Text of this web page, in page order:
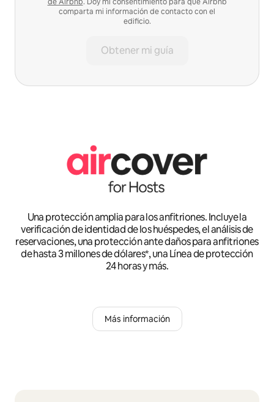
comparta mi información de contacto con el
edificio.
Obtener mi guía
Una protección amplia para los anfitriones. Incluye la
verificación de identidad de los huéspedes, el análisis de
reservaciones, una protección ante daños para anfitriones
de hasta 3 millones de dólares*, una Línea de protección
24 horas y más.
Más información